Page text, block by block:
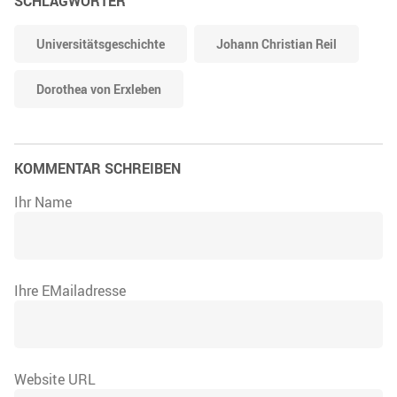
Universitätsgeschichte Johann Christian Reil
Dorothea von Erxleben
KOMMENTAR SCHREIBEN
Ihr Name
Ihre EMailadresse
Website URL